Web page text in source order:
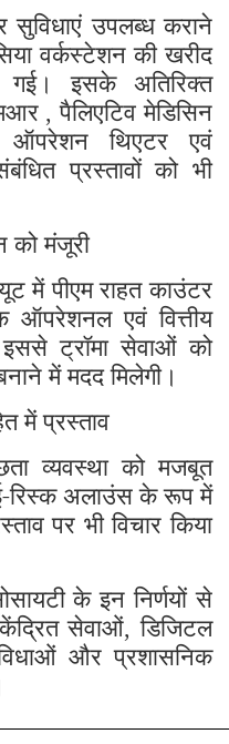
सुविधाएं उपलब्ध कराने
वर्कस्टेशन की खरीद
गई। इसके अतिरिक्त
,पैलिएटिव मेडिसिन
ऑपरेशन थिएटर एवं
प्रस्तावों को भी
को मंजूरी
में पीएम राहत काउंटर
एवं वित्तीय
ट्रॉमा सेवाओं को
में मदद मिलेगी।
में प्रस्ताव
व्यवस्था को मजबूत
रिस्क अलाउंस के रूप में
पर भी विचार किया
के इन निर्णयों से
सेवाओं,डिजिटल
और प्रशासनिक